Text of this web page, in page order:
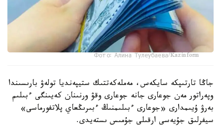
Фото: Алина Тулеубаева/Kazinform
جاڭا تارتىپكە سايكەس، مەملەكەتتىك ستيپەنديا تولەۋ بارىسىندا
وپەراتور مەن جوعارى جانە جوعارى وقۋ ورنىنان كەيىنگى ءبىلىم
بەرۋ ۇيىمدارى «جوعارى ءبىلىمنىڭ ءبىرىڭعاي پلاتفورماسى»
سيفرلىق جۇيەسى ارقىلى جۇمىس ىستەيدى.